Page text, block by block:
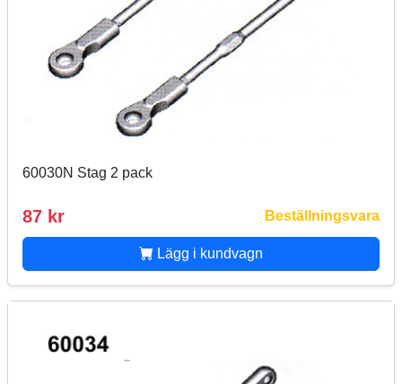
60030N Stag 2 pack
87 kr Beställningsvara
Lägg i kundvagn